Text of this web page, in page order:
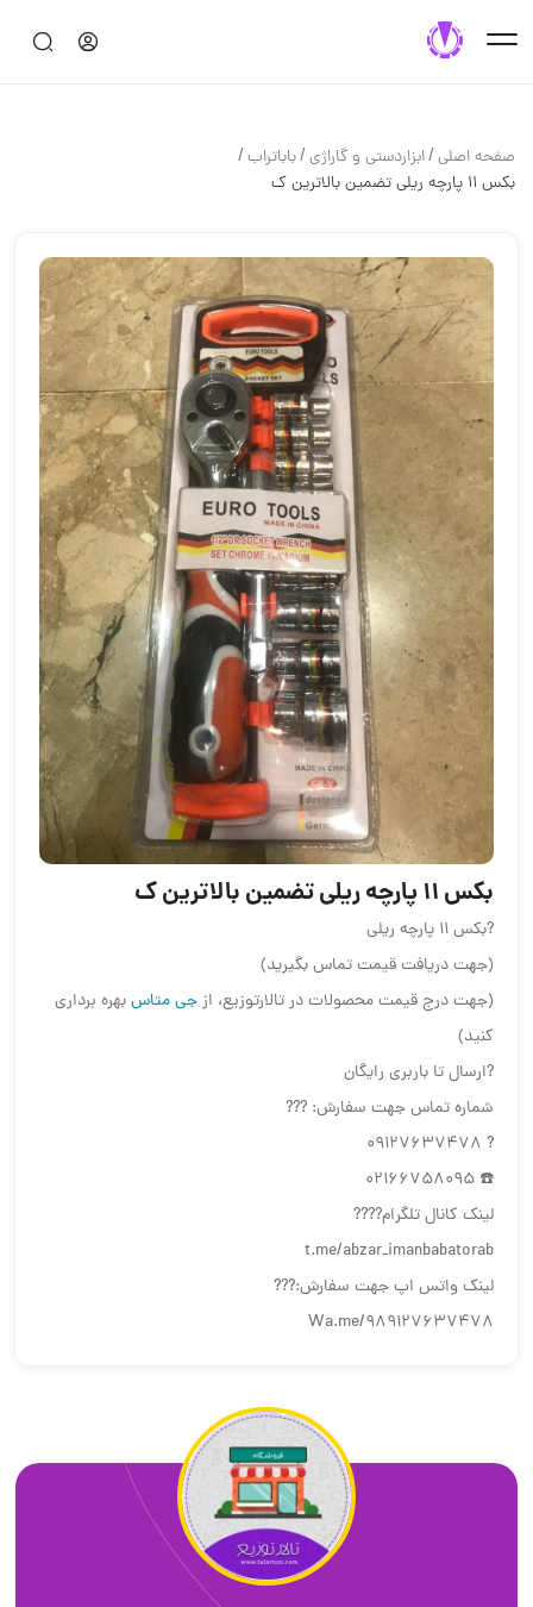
صفحه اصلی/ابزاردستی و گاراژی/باباتراب/
بکس ۱۱ پارچه ریلی تضمين بالاترين ك
بکس ۱۱ پارچه ریلی تضمين بالاترين ك
?بکس ۱۱ پارچه ریلی
(جهت دریافت قیمت تماس بگیرید)
(جهت درج قیمت محصولات در تالارتوزیع، ازجی متاسبهره برداری
کنید)
?ارسال تا باربري رايگان
شماره تماس جهت سفارش: ???
? 09127637478
☎️ 02166758095
لینک كانال تلگرام????
t.me/abzar_imanbabatorab
لينك واتس اپ جهت سفارش:???
Wa.me/989127637478